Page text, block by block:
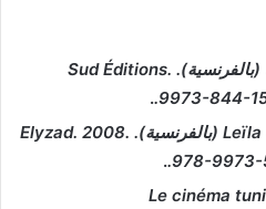
(بالفرنسية). Sud Éditions.
9973-844-
.
.
Leïla
(بالفرنسية). Elyzad. 2008.
978-
.
.
Le cinéma